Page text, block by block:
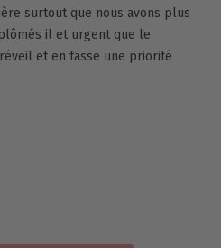
surtout que nous avons plus
il et urgent que le
et en fasse une priorité